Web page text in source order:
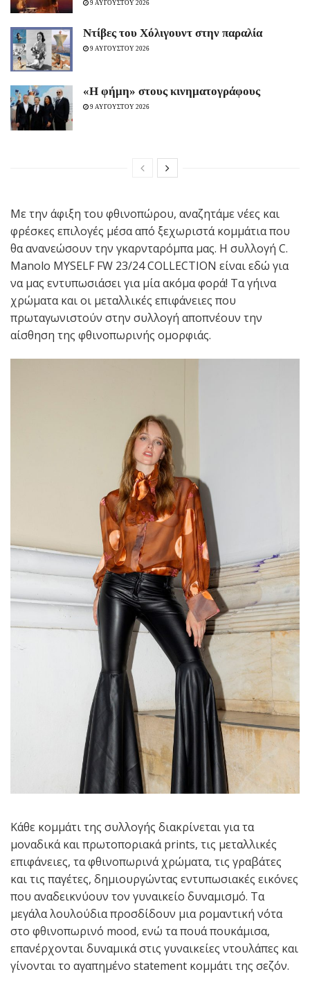
9 ΑΥΓΟΥΣΤΟΥ 2026
Ντίβες του Χόλιγουντ στην παραλία
9 ΑΥΓΟΥΣΤΟΥ 2026
«H φήμη» στους κινηματογράφους
9 ΑΥΓΟΥΣΤΟΥ 2026
Με την άφιξη του φθινοπώρου, αναζητάμε νέες και
φρέσκες επιλογές μέσα από ξεχωριστά κομμάτια που
θα ανανεώσουν την γκαρνταρόμπα μας. Η συλλογή C.
Manolo MYSELF FW 23/24 COLLECTION είναι εδώ για
να μας εντυπωσιάσει για μία ακόμα φορά! Τα γήινα
χρώματα και οι μεταλλικές επιφάνειες που
πρωταγωνιστούν στην συλλογή αποπνέουν την
αίσθηση της φθινοπωρινής ομορφιάς.
Κάθε κομμάτι της συλλογής διακρίνεται για τα
μοναδικά και πρωτοποριακά prints, τις μεταλλικές
επιφάνειες, τα φθινοπωρινά χρώματα, τις γραβάτες
και τις παγέτες, δημιουργώντας εντυπωσιακές εικόνες
που αναδεικνύουν τον γυναικείο δυναμισμό. Τα
μεγάλα λουλούδια προσδίδουν μια ρομαντική νότα
στο φθινοπωρινό mood, ενώ τα πουά πουκάμισα,
επανέρχονται δυναμικά στις γυναικείες ντουλάπες και
γίνονται το αγαπημένο statement κομμάτι της σεζόν.